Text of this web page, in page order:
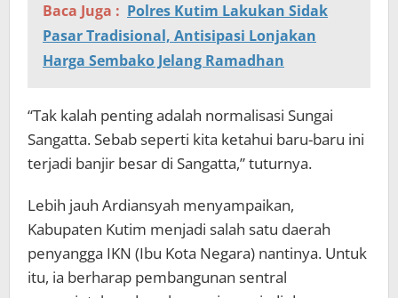
Baca Juga : Polres Kutim Lakukan Sidak
Pasar Tradisional, Antisipasi Lonjakan
Harga Sembako Jelang Ramadhan
“Tak kalah penting adalah normalisasi Sungai
Sangatta. Sebab seperti kita ketahui baru-baru ini
terjadi banjir besar di Sangatta,” tuturnya.
Lebih jauh Ardiansyah menyampaikan,
Kabupaten Kutim menjadi salah satu daerah
penyangga IKN (Ibu Kota Negara) nantinya. Untuk
itu, ia berharap pembangunan sentral